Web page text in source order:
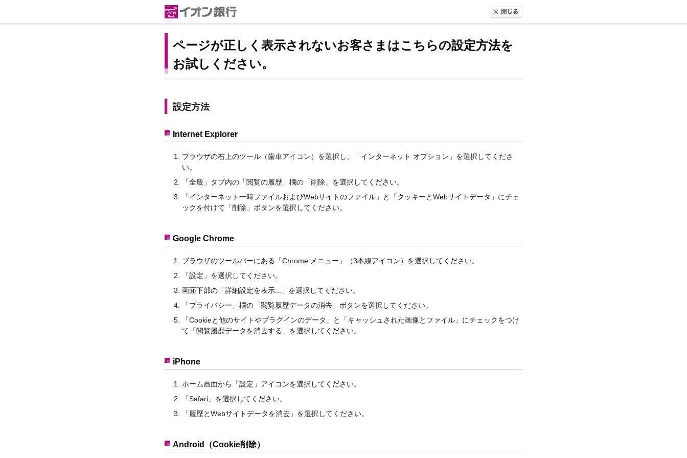
ページが正しく表示されないお客さまはこちらの設定方法を
お試しください。
設定方法
Internet Explorer
ブラウザの右上のツール（歯車アイコン）を選択し、「インターネット オプション」を選択してくださ
い。
「全般」タブ内の「閲覧の履歴」欄の「削除」を選択してください。
「インターネット一時ファイルおよびWebサイトのファイル」と「クッキーとWebサイトデータ」にチェ
ックを付けて「削除」ボタンを選択してください。
Google Chrome
ブラウザのツールバーにある「Chrome メニュー」（3本線アイコン）を選択してください。
「設定」を選択してください。
画面下部の「詳細設定を表示...」を選択してください。
「プライバシー」欄の「閲覧履歴データの消去」ボタンを選択してください。
「Cookieと他のサイトやプラグインのデータ」と「キャッシュされた画像とファイル」にチェックをつけ
て「閲覧履歴データを消去する」を選択してください。
iPhone
ホーム画面から「設定」アイコンを選択してください。
「Safari」を選択してください。
「履歴とWebサイトデータを消去」を選択してください。
Android（Cookie削除）